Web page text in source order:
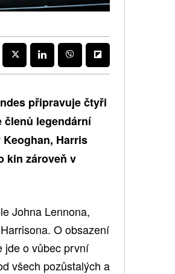
připravuje čtyři
členů legendární
Harris
kin zároveň v
Johna Lennona,
O obsazení
jde o vůbec první
všech pozůstalých a